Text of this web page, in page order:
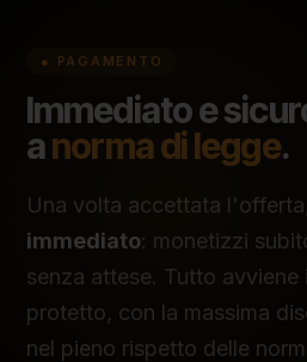
● PAGAMENTO
Immediato e
anorma di legge.
Una volta accettata
immediato: monetizzi
senza attese. Tutto avviene
protetto, con la massima
nel pieno rispetto delle